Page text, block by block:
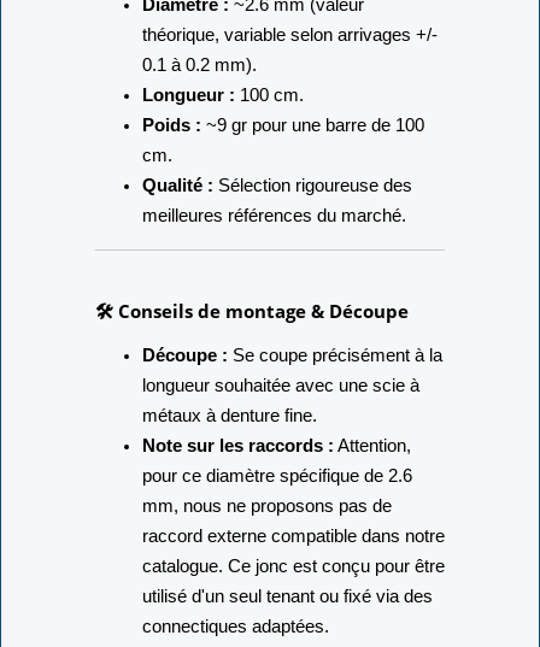
unidirectionnelle).
Diamètre :~2.6 mm (valeur
théorique, variable selon arrivages +/-
0.1 à 0.2 mm).
Longueur :100 cm.
Poids :
cm.
Qualité :Sélection rigoureuse des
meilleures références du marché.
🛠️ Conseils de montage & Découpe
Découpe :Se coupe précisément à la
longueur souhaitée avec une scie à
métaux à denture fine.
Note sur les raccords :Attention,
pour ce diamètre spécifique de 2.6
mm, nous ne proposons pas de
raccord externe compatible dans notre
catalogue. Ce jonc est conçu pour être
utilisé d'un seul tenant ou fixé via des